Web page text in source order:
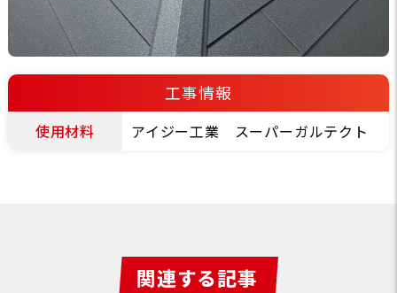
工事情報
使用材料 アイジー工業 スーパーガルテクト
関連する記事